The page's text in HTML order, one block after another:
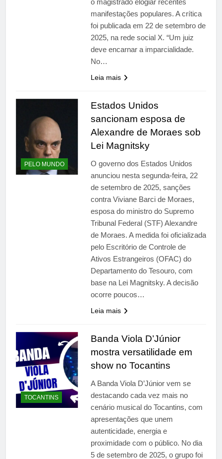
manifestações populares. A crítica
foi publicada em 22 de setembro de
2025, na rede social X. “Um juiz
deve encarnar a imparcialidade.
No…
Leia mais
PELO MUNDO
Estados Unidos
sancionam esposa de
Alexandre de Moraes sob
Lei Magnitsky
O governo dos Estados Unidos
anunciou nesta segunda-feira, 22
de setembro de 2025, sanções
contra Viviane Barci de Moraes,
esposa do ministro do Supremo
Tribunal Federal (STF) Alexandre
de Moraes. A medida foi oficializada
pelo Escritório de Controle de
Ativos Estrangeiros (OFAC) do
Departamento do Tesouro, com
base na Lei Magnitsky. A decisão
ocorre poucos…
Leia mais
TOCANTINS
Banda Viola D’Júnior
mostra versatilidade em
show no Tocantins
A Banda Viola D’Júnior vem se
destacando cada vez mais no
cenário musical do Tocantins, com
apresentações que unem
autenticidade, energia e
proximidade com o público. No dia
5 de setembro de 2025, o grupo foi